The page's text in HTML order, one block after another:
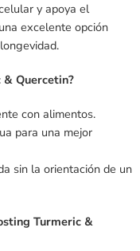
y apoya el
excelente opción
Quercetin?
con alimentos.
para una mejor
sin la orientación de un
Turmeric &